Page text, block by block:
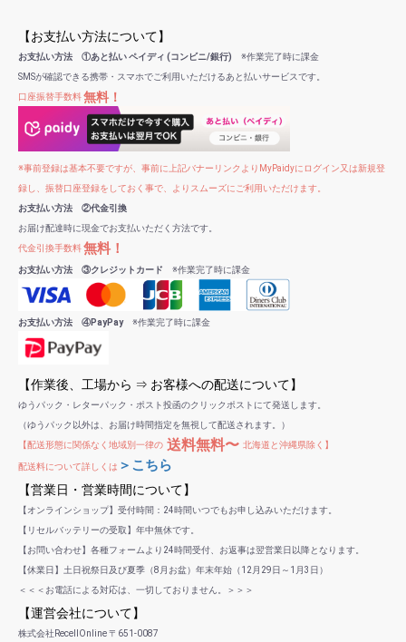
【お支払い方法について】
お支払い方法 ①あと払い ペイディ (コンビニ/銀行) ※作業完了時に課金
SMSが確認できる携帯・スマホでご利用いただけるあと払いサービスです。
口座振替手数料無料！
※事前登録は基本不要ですが、事前に上記バナーリンクよりMyPaidyにログイン又は新規登
録し、振替口座登録をしておく事で、よりスムーズにご利用いただけます。
お支払い方法 ②代金引換
お届け配達時に現金でお支払いただく方法です。
代金引換手数料無料！
お支払い方法 ③クレジットカード ※作業完了時に課金
お支払い方法 ④PayPay※作業完了時に課金
【作業後、工場から ⇒ お客様への配送について】
ゆうパック・レターパック・ポスト投函のクリックポストにて発送します。
（ゆうパック以外は、お届け時間指定を無視して配送されます。）
【配送形態に関係なく地域別一律の 送料無料〜 北海道と沖縄県除く】
配送料について詳しくは ＞こちら
【営業日・営業時間について】
【オンラインショップ】受付時間：24時間いつでもお申し込みいただけます。
【リセルバッテリーの受取】年中無休です。
【お問い合わせ】各種フォームより24時間受付、お返事は翌営業日以降となります。
【休業日】土日祝祭日及び夏季（8月お盆）年末年始（12月29日～1月3日）
＜＜＜お電話による対応は、一切しておりません。＞＞＞
【運営会社について】
株式会社RecellOnline 〒651-0087